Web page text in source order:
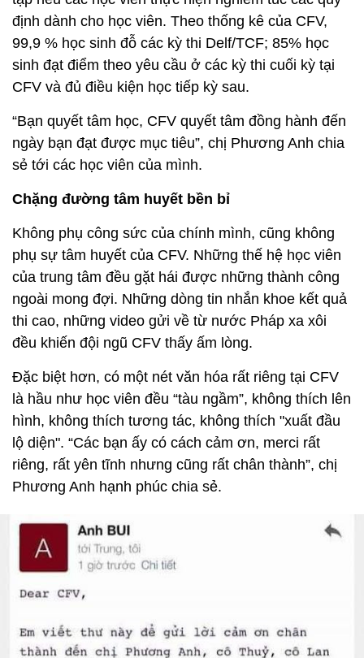
định dành cho học viên. Theo thống kê của CFV,
99,9 % học sinh đỗ các kỳ thi Delf/TCF; 85% học
sinh đạt điểm theo yêu cầu ở các kỳ thi cuối kỳ tại
CFV và đủ điều kiện học tiếp kỳ sau.
“Bạn quyết tâm học, CFV quyết tâm đồng hành đến
ngày bạn đạt được mục tiêu”, chị Phương Anh chia
sẻ tới các học viên của mình.
Chặng đường tâm huyết bền bỉ
Không phụ công sức của chính mình, cũng không
phụ sự tâm huyết của CFV. Những thế hệ học viên
của trung tâm đều gặt hái được những thành công
ngoài mong đợi. Những dòng tin nhắn khoe kết quả
thi cao, những video gửi về từ nước Pháp xa xôi
đều khiến đội ngũ CFV thấy ấm lòng.
Đặc biệt hơn, có một nét văn hóa rất riêng tại CFV
là hầu như học viên đều “tàu ngầm”, không thích lên
hình, không thích tương tác, không thích "xuất đầu
lộ diện". “Các bạn ấy có cách cảm ơn, merci rất
riêng, rất yên tĩnh nhưng cũng rất chân thành”, chị
Phương Anh hạnh phúc chia sẻ.